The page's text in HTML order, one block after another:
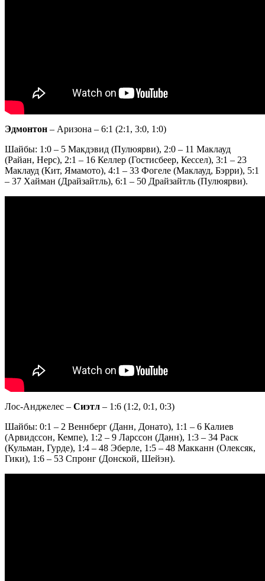
Эдмонтон – Аризона – 6:1 (2:1, 3:0, 1:0)
Шайбы: 1:0 – 5 Макдэвид (Пулюярви), 2:0 – 11 Маклауд
(Райан, Нерс), 2:1 – 16 Келлер (Гостисбеер, Кессел), 3:1 – 23
Маклауд (Кит, Ямамото), 4:1 – 33 Фогеле (Маклауд, Бэрри), 5:1
– 37 Хайман (Драйзайтль), 6:1 – 50 Драйзайтль (Пулюярви).
Лос-Анджелес – Сиэтл – 1:6 (1:2, 0:1, 0:3)
Шайбы: 0:1 – 2 Веннберг (Данн, Донато), 1:1 – 6 Калиев
(Арвидссон, Кемпе), 1:2 – 9 Ларссон (Данн), 1:3 – 34 Раск
(Кульман, Гурде), 1:4 – 48 Эберле, 1:5 – 48 Макканн (Олексяк,
Гики), 1:6 – 53 Спронг (Донской, Шейэн).